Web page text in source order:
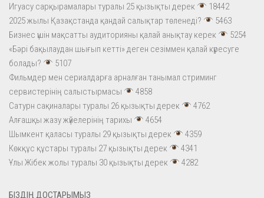
Игуасу сарқырамалары туралы 25 қызықты дерек
18442
2025 жылы Қазақстанда қандай салықтар төленеді?
5463
Бизнес үшін мақсатты аудиторияны қалай анықтау керек
5254
«Бәрі бақылаудан шығып кетті» деген сезіммен қалай күресуге
болады?
5107
Фильмдер мен сериалдарға арналған танымал стриминг
сервистерінің салыстырмасы
4858
Сатурн сақиналары туралы 26 қызықты дерек
4762
Алғашқы жазу жүйелерінің тарихы
4654
Шымкент қаласы туралы 29 қызықты дерек
4359
Көкқұс құстары туралы 27 қызықты дерек
4341
Ұлы Жібек жолы туралы 30 қызықты дерек
4282
БІЗДІҢ ДОСТАРЫМЫЗ